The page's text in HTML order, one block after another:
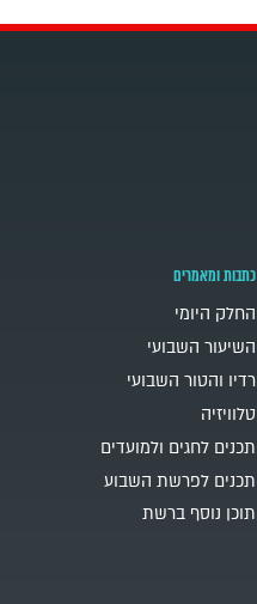
כתבות ומאמרים
החלק היומי
השיעור השבועי
רדיו והטור השבועי
טלוויזיה
תכנים לחגים ולמועדים
תכנים לפרשת השבוע
תוכן נוסף ברשת